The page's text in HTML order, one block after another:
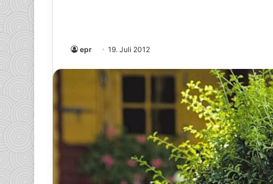
epr 19. Juli 2012